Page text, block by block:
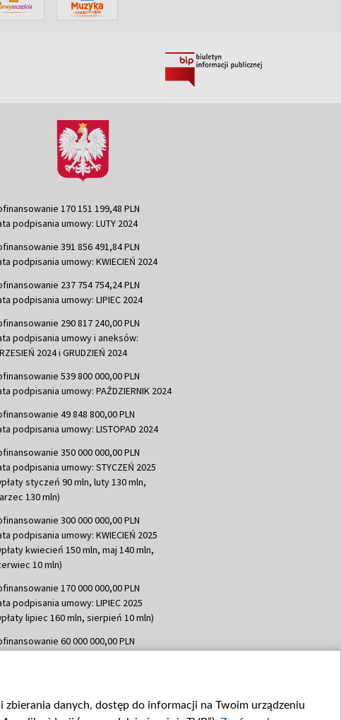
170 151 199,48 PLN
podpisania umowy: LUTY 2024
391 856 491,84 PLN
podpisania umowy: KWIECIEŃ 2024
237 754 754,24 PLN
podpisania umowy: LIPIEC 2024
290 817 240,00 PLN
podpisania umowy i aneksów:
2024 i GRUDZIEŃ 2024
539 800 000,00 PLN
podpisania umowy: PAŹDZIERNIK 2024
49 848 800,00 PLN
podpisania umowy: LISTOPAD 2024
350 000 000,00 PLN
podpisania umowy: STYCZEŃ 2025
styczeń 90 mln, luty 130 mln,
130 mln)
300 000 000,00 PLN
podpisania umowy: KWIECIEŃ 2025
kwiecień 150 mln, maj 140 mln,
10 mln)
170 000 000,00 PLN
podpisania umowy: LIPIEC 2025
lipiec 160 mln, sierpień 10 mln)
60 000 000,00 PLN
podpisania umowy: WRZESIEŃ 2025
danych, dostęp do informacji na Twoim urządzeniu